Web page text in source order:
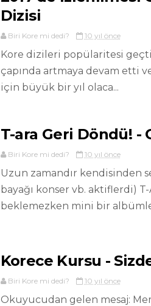
Dizisi
Biri Kore mi dedi? 10 yıl önce
Kore dizileri popülaritesi
çapında artmaya devam etti
için büyük bir yıl olaca...
T-ara Geri Döndü! -
Biri Kore mi dedi? 10 yıl önce
Uzun zamandır kendisinden
bayağı konser vb. aktiflerdi)
beklemezken mini bir
Korece Kursu -
Biri Kore mi dedi? 10 yıl önce
Okuyucudan gelen mesaj: